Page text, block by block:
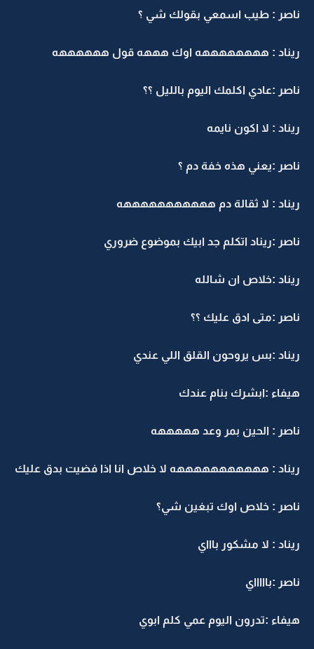
ناصر : طيب اسمعي بقولك شي ؟
ريناد : ههههههههه اوك هههه قول ههههههه
ناصر :عادي اكلمك اليوم بالليل ؟؟
ريناد : لا اكون نايمه
ناصر :يعني هذه خفة دم ؟
ريناد : لا ثقالة دم هههههههههههه
ناصر :ريناد اتكلم جد ابيك بموضوع ضروري
ريناد :خلاص ان شالله
ناصر :متى ادق عليك ؟؟
ريناد :بس يروحون القلق اللي عندي
هيفاء :ابشرك بنام عندك
ناصر : الحين بمر وعد هههههه
ريناد : هههههههههههه لا خلاص انا اذا فضيت بدق عليك
ناصر : خلاص اوك تبغين شي؟
ريناد : لا مشكور باااي
ناصر :باااااي
هيفاء :تدرون اليوم عمي كلم ابوي